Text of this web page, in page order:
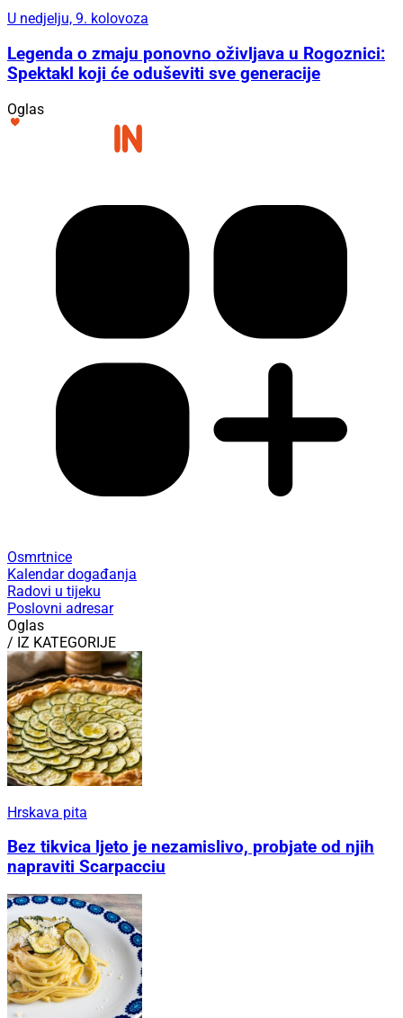
U nedjelju, 9. kolovoza
Legenda o zmaju ponovno oživljava u Rogoznici:
Spektakl koji će oduševiti sve generacije
Oglas
Osmrtnice
Kalendar događanja
Radovi u tijeku
Poslovni adresar
Oglas
/ IZ KATEGORIJE
Hrskava pita
Bez tikvica ljeto je nezamislivo, probjate od njih
napraviti Scarpacciu